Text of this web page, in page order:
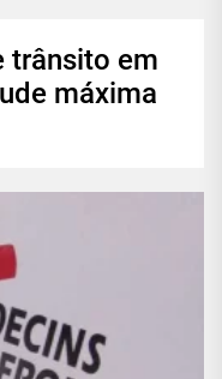
trânsito em
máxima